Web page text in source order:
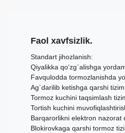
Faol xavfsizlik.
Standart jihozlanish:
Qiyalikka qo‘zg`alishga
Favqulodda tormozlanishda
Ag`darilib ketishga qarshi tizim
Tormoz kuchini taqsimlash
Tortish kuchini
Barqarorlikni elektron nazorat
Blokirovkaga qarshi tormoz